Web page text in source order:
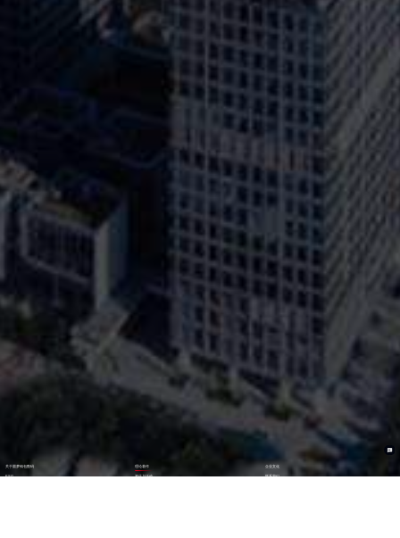
关于圆梦钱包数码 理论著作 企业文化
ESG 资讯与活动 联系我们